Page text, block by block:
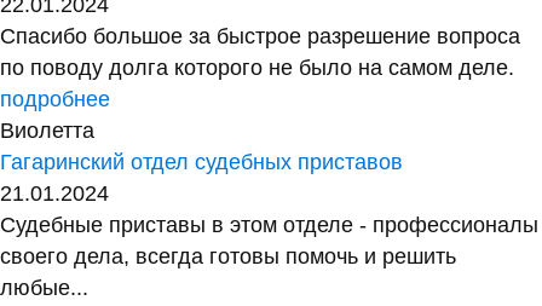
22.01.2024
Спасибо большое за быстрое разрешение вопроса
по поводу долга которого не было на самом деле.
подробнее
Виолетта
Гагаринский отдел судебных приставов
21.01.2024
Судебные приставы в этом отделе - профессионалы
своего дела, всегда готовы помочь и решить
любые...